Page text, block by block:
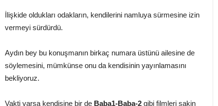
İlişkide oldukları odakların, kendilerini namluya sürmesine izin
vermeyi sürdürdü.
Aydın bey bu konuşmanın birkaç numara üstünü ailesine de
söylemesini, mümkünse onu da kendisinin yayınlamasını
bekliyoruz.
Vakti varsa kendisine bir de Baba1-Baba-2 gibi filmleri sakin